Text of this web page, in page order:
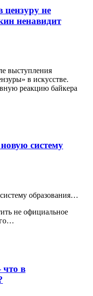
цензуру не
ненавидит
выступления
в искусстве.
реакцию байкера
систему
образования…
не официальное
в